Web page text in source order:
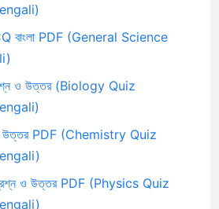
বাংলা PDF (General Science
ও উত্তর (Biology Quiz
উত্তর PDF (Chemistry Quiz
প্রশ্ন ও উত্তর PDF (Physics Quiz